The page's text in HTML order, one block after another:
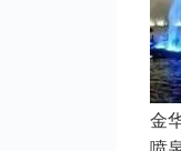
金